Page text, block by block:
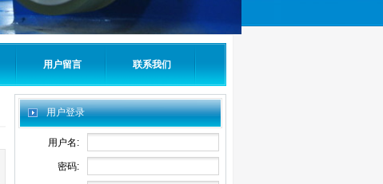
用户留言 联系我们
用户登录
用户名:
密码: